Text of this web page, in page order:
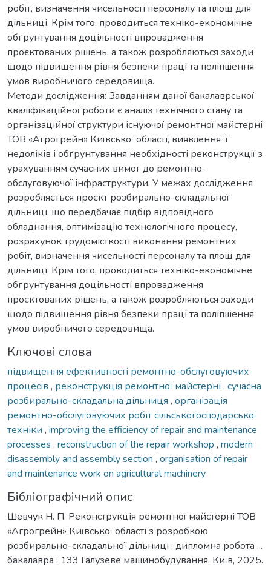
робіт, визначення чисельності персоналу та площ для
дільниці. Крім того, проводиться техніко-економічне
обґрунтування доцільності впровадження
проєктованих рішень, а також розробляються заходи
щодо підвищення рівня безпеки праці та поліпшення
умов виробничого середовища.
Методи дослідження: Завданням даної бакалаврської
кваліфікаційної роботи є аналіз технічного стану та
організаційної структури існуючої ремонтної майстерні
ТОВ «Агрогрейн» Київської області, виявлення її
недоліків і обґрунтування необхідності реконструкції з
урахуванням сучасних вимог до ремонтно-
обслуговуючої інфраструктури. У межах дослідження
розробляється проєкт розбирально-складальної
дільниці, що передбачає підбір відповідного
обладнання, оптимізацію технологічного процесу,
розрахунок трудомісткості виконання ремонтних
робіт, визначення чисельності персоналу та площ для
дільниці. Крім того, проводиться техніко-економічне
обґрунтування доцільності впровадження
проєктованих рішень, а також розробляються заходи
щодо підвищення рівня безпеки праці та поліпшення
умов виробничого середовища.
Ключові слова
підвищення ефективності ремонтно-обслуговуючих
процесів , реконструкція ремонтної майстерні , сучасна
розбирально-складальна дільниця , організація
ремонтно-обслуговуючих робіт сільськогосподарської
техніки , improving the efficiency of repair and maintenance
processes , reconstruction of the repair workshop , modern
disassembly and assembly section , organisation of repair
and maintenance work on agricultural machinery
Бібліографічний опис
Шевчук Н. П. Реконструкція ремонтної майстерні ТОВ
«Агрогрейн» Київської області з розробкою
розбирально-складальної дільниці : дипломна робота ...
бакалавра : 133 Галузеве машинобудування. Київ, 2025.